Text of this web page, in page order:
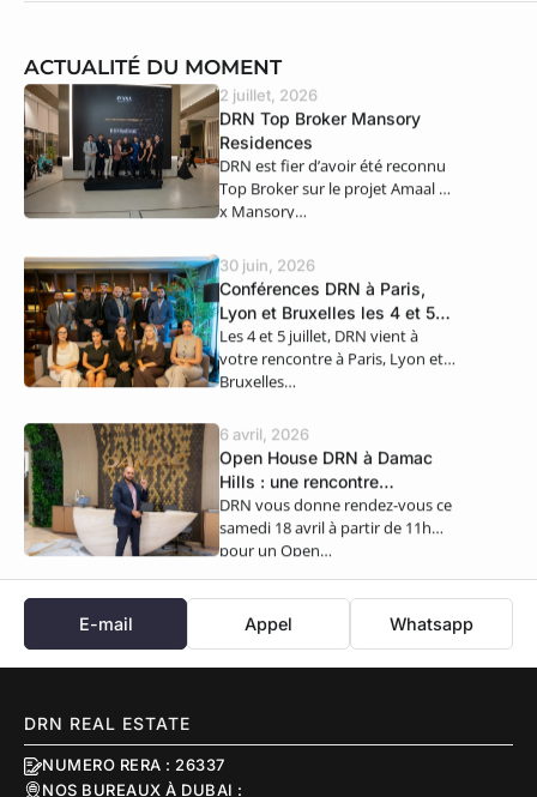
ACTUALITÉ DU MOMENT
2 juillet, 2026
DRN Top Broker Mansory
Residences
DRN est fier d’avoir été reconnu
Top Broker sur le projet Amaal 8
x Mansory…
30 juin, 2026
Conférences DRN à Paris,
Lyon et Bruxelles les 4 et 5
juillet
Les 4 et 5 juillet, DRN vient à
votre rencontre à Paris, Lyon et
Bruxelles…
6 avril, 2026
Open House DRN à Damac
Hills : une rencontre
exclusive ce samedi 18 avril
DRN vous donne rendez-vous ce
samedi 18 avril à partir de 11h
pour un Open…
E-mail Appel Whatsapp
DRN REAL ESTATE
NUMERO RERA : 26337
NOS BUREAUX À DUBAI :